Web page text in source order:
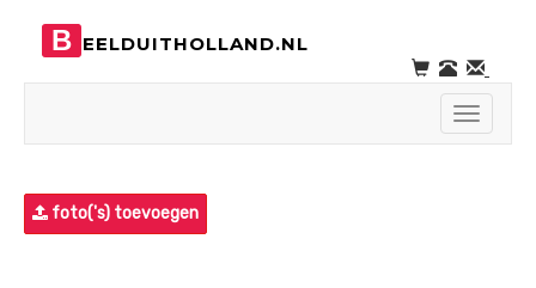
B EELDUITHOLLAND.NL
Toggle
foto('s) toevoegen